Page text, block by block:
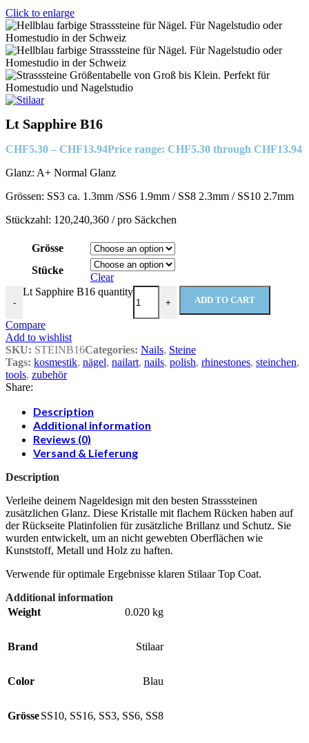
Click to enlarge
Lt Sapphire B16
CHF5.30 – CHF13.94Price range: CHF5.30 through CHF13.94
Glanz: A+ Normal Glanz
Grössen: SS3 ca. 1.3mm /SS6 1.9mm / SS8 2.3mm / SS10 2.7mm
Stückzahl: 120,240,360 / pro Säckchen
Grösse
Stücke
Clear
-
Lt Sapphire B16 quantity
+ ADD TO CART
Compare
Add to wishlist
SKU: STEINB16Categories: Nails, Steine
Tags: kosmestik, nägel, nailart, nails, polish, rhinestones, steinchen,
tools, zubehör
Share:
Description
Additional information
Reviews (0)
Versand & Lieferung
Description
Verleihe deinem Nageldesign mit den besten Strasssteinen
zusätzlichen Glanz. Diese Kristalle mit flachem Rücken haben auf
der Rückseite Platinfolien für zusätzliche Brillanz und Schutz. Sie
wurden entwickelt, um an nicht gewebten Oberflächen wie
Kunststoff, Metall und Holz zu haften.
Verwende für optimale Ergebnisse klaren Stilaar Top Coat.
Additional information
Weight
0.020 kg
Brand Stilaar
Color Blau
GrösseSS10, SS16, SS3, SS6, SS8